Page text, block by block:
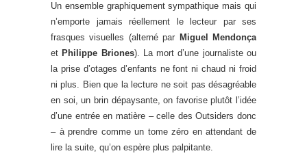
Un ensemble graphiquement sympathique mais qui
n’emporte jamais réellement le lecteur par ses
frasques visuelles (alterné par Miguel Mendonça
et Philippe Briones). La mort d’une journaliste ou
la prise d’otages d’enfants ne font ni chaud ni froid
ni plus. Bien que la lecture ne soit pas désagréable
en soi, un brin dépaysante, on favorise plutôt l’idée
d’une entrée en matière – celle des Outsiders donc
– à prendre comme un tome zéro en attendant de
lire la suite, qu’on espère plus palpitante.